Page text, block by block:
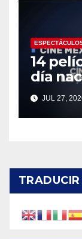
14
día
JUL 27,